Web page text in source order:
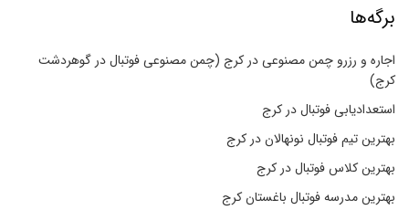
برگه‌ها
اجاره و رزرو چمن مصنوعی در کرج (چمن مصنوعی فوتبال در گوهردشت
کرج)
استعدادیابی فوتبال در کرج
بهترین تیم فوتبال نونهالان در کرج
بهترین کلاس فوتبال در کرج
بهترین مدرسه فوتبال باغستان کرج